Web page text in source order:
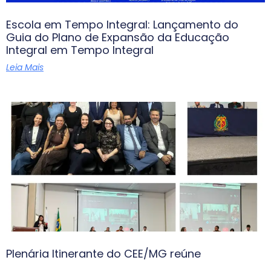
Escola em Tempo Integral: Lançamento do
Guia do Plano de Expansão da Educação
Integral em Tempo Integral
Leia Mais
Plenária Itinerante do CEE/MG reúne